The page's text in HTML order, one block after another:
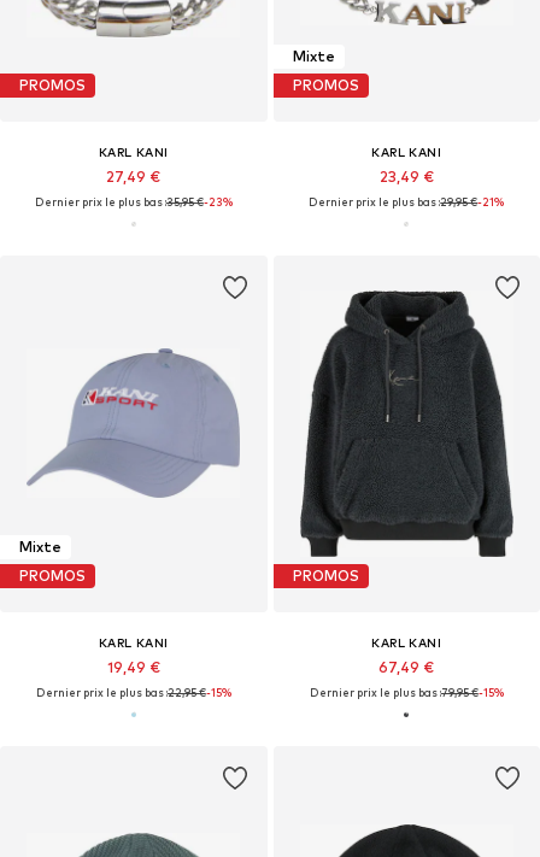
PROMOS
KARL KANI
27,49 €
Dernier prix le plus bas :35,95 €-23%
Mixte
PROMOS
KARL KANI
23,49 €
Dernier prix le plus bas :29,95 €-21%
Mixte
PROMOS
KARL KANI
19,49 €
Dernier prix le plus bas :22,95 €-15%
PROMOS
KARL KANI
67,49 €
Dernier prix le plus bas :79,95 €-15%